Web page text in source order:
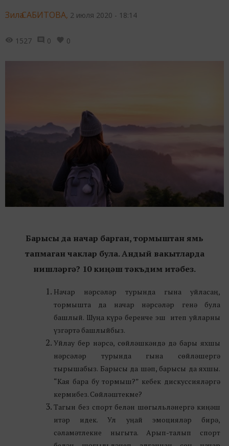
Зилә САБИТОВА, 2 июля 2020 - 18:14
1527 0 0
Барысы да начар барган, тормыштан ямь
тапмаган чаклар була. Андый вакытларда
нишләргә? 10 киңәш тәкъдим итәбез.
Начар нәрсәләр турында гына уйласаң,
тормышта да начар нәрсәләр генә була
башлый. Шуңа күрә беренче эш итеп уйларны
үзгәртә башлыйбыз.
Уйлау бер нәрсә, сөйләшкәндә дә бары яхшы
нәрсәләр турында гына сөйләшергә
тырышабыз. Барысы да шәп, барысы да яхшы.
“Кая бара бу тормыш?” кебек дискуссияләргә
кермибез. Сөйләштекме?
Тагын без спорт белән шөгыльләнергә киңәш
итәр идек. Ул уңай эмоцияләр бирә,
сәламәтлекне ныгыта. Арып-талып спорт